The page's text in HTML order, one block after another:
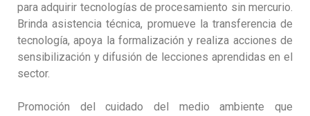
para adquirir tecnologías de procesamiento sin mercurio.
Brinda asistencia técnica, promueve la transferencia de
tecnología, apoya la formalización y realiza acciones de
sensibilización y difusión de lecciones aprendidas en el
sector.
Promoción del cuidado del medio ambiente que